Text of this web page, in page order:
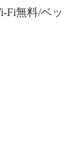
Fi無料/ベッ